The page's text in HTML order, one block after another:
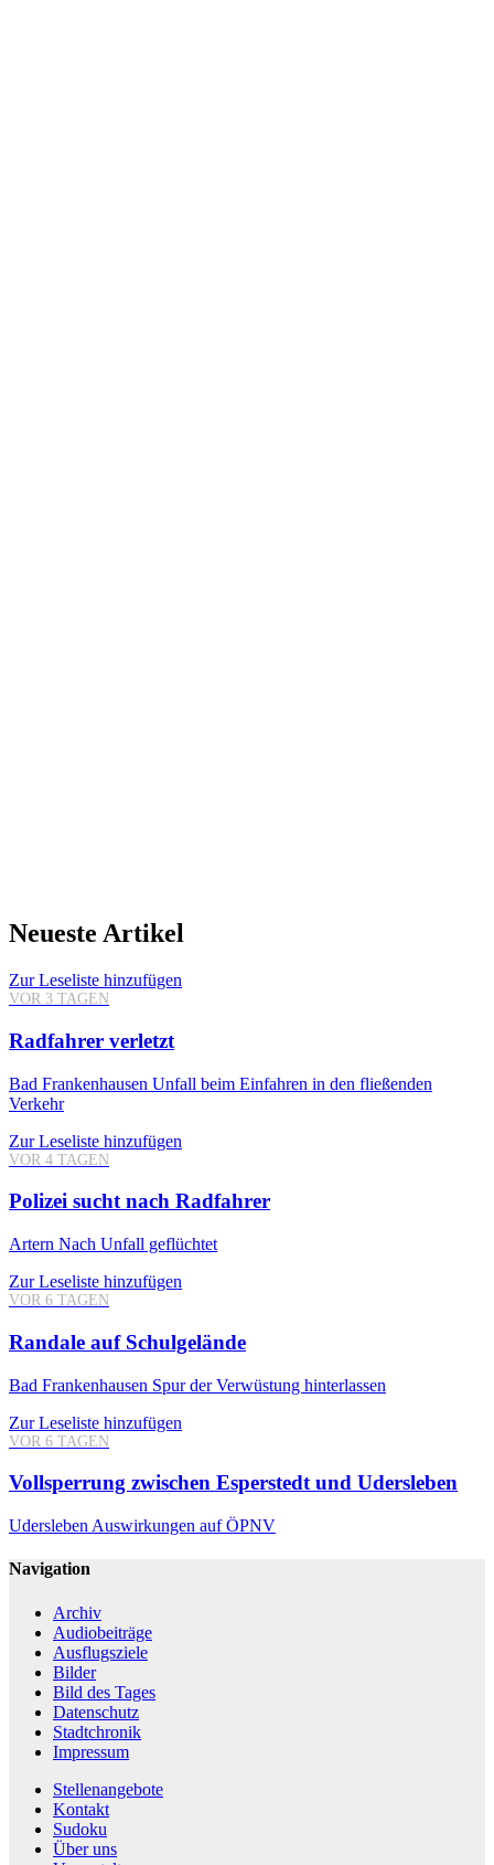
Neueste Artikel
Zur Leseliste hinzufügen
VOR 3 TAGEN
Radfahrer verletzt
Bad Frankenhausen Unfall beim Einfahren in den fließenden
Verkehr
Zur Leseliste hinzufügen
VOR 4 TAGEN
Polizei sucht nach Radfahrer
Artern Nach Unfall geflüchtet
Zur Leseliste hinzufügen
VOR 6 TAGEN
Randale auf Schulgelände
Bad Frankenhausen Spur der Verwüstung hinterlassen
Zur Leseliste hinzufügen
VOR 6 TAGEN
Vollsperrung zwischen Esperstedt und Udersleben
Udersleben Auswirkungen auf ÖPNV
Navigation
Archiv
Audiobeiträge
Ausflugsziele
Bilder
Bild des Tages
Datenschutz
Stadtchronik
Impressum
Stellenangebote
Kontakt
Sudoku
Über uns